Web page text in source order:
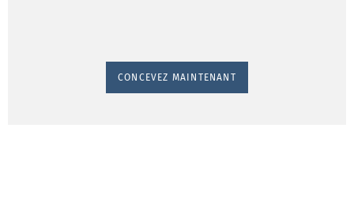
CONCEVEZ MAINTENANT